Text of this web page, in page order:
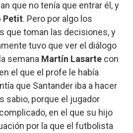
que no tenía que entrar él, y
Petit. Pero por algo los
que toman las decisiones, y
tuvo que ver el diálogo
semana Martín Lasarte con
el que el profe le había
que Santander iba a hacer
sabio, porque el jugador
en el que su hijo
por la que el futbolista